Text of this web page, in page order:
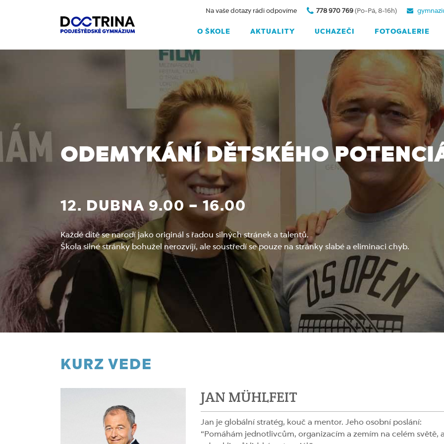
O ŠKOLE AKTUALITY UCHAZEČI FOTOGALERIE
Na vaše dotazy rádi odpovíme 778 970 769 (Po-Pá, 8-16h)
ODEMYKÁNÍ DĚTSKÉHO
12. DUBNA 9.00 – 16.00
Každé dítě se narodí jako originál s řadou silných stránek a talentů.
Škola silné stránky bohužel nerozvíjí, ale soustředí se pouze na stránky slabé a eliminaci chyb.
KURZ VEDE
JAN MÜHLFEIT
Jan je globální stratég, kouč a mentor. Jeho osobní poslání:
“Pomáhám jednotlivcům, organizacím a zemím na celém světě,